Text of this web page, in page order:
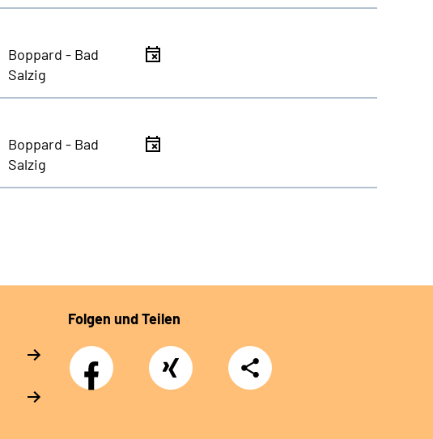
Boppard - Bad
Salzig
Boppard - Bad
Salzig
Folgen und Teilen
Facebook Xing
Teilen